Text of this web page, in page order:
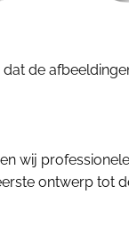
de
wij
ontwerp tot